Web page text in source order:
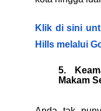
Klik di sini
Hills melalui
5.
Makam